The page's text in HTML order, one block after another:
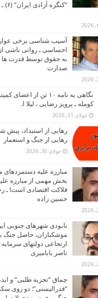
“کنگره
آسیب شناسی برخی
احساسی ـ روانی ناشی از
به حقوق توسط قدرت ها
صدارت
نگاهی به نامه ۱۰ تن از
کومله ـ پرویز رضایی ، لیلا ا.
جولای 31, 2026
رهایی از استبداد، پیش
رهایی از جنگ و استعمار
جولای 30, 2026
مبارزه علیه دستمزدهای
بخش مهمی از مبارزه
فلاکت اقتصادی است! ـ
حسین زاده
نابودی شهرهای جنوبی
موشکباران، حاصل
ارتجاعی دولتهای سرمایه
ناصر بابامیری
چماق “تجزیه طلبی” و
“فدرالیستی”: دو روی